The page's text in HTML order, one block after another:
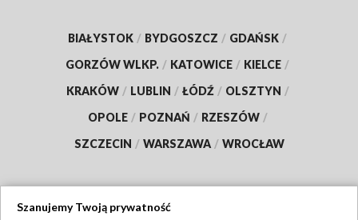
BIAŁYSTOK / BYDGOSZCZ / GDAŃSK /
GORZÓW WLKP. / KATOWICE / KIELCE /
KRAKÓW / LUBLIN / ŁÓDŹ / OLSZTYN /
OPOLE / POZNAŃ / RZESZÓW /
SZCZECIN / WARSZAWA / WROCŁAW
Szanujemy Twoją prywatność